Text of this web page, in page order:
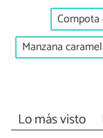
Compota
Manzana
Lo más visto